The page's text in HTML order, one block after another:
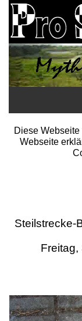
Startseite
Literatur
Termine
Diese
Webseite
Steilstrecke-
Freitag,